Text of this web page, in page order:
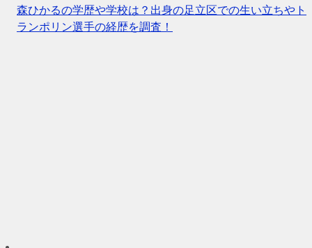
森ひかるの学歴や学校は？出身の足立区での生い立ちやト
ランポリン選手の経歴を調査！